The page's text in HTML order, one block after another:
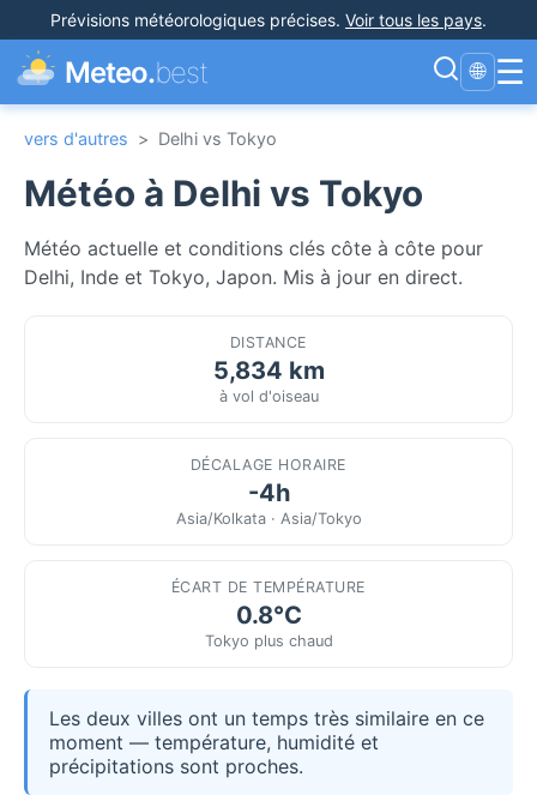
Prévisions météorologiques précises. Voir tous les pays.
Meteo.best 🌐 ☰
vers d'autres > Delhi vs Tokyo
Météo à Delhi vs Tokyo
Météo actuelle et conditions clés côte à côte pour
Delhi, Inde et Tokyo, Japon. Mis à jour en direct.
DISTANCE
5,834 km
à vol d'oiseau
DÉCALAGE HORAIRE
-4h
Asia/Kolkata · Asia/Tokyo
ÉCART DE TEMPÉRATURE
0.8°C
Tokyo plus chaud
Les deux villes ont un temps très similaire en ce
moment — température, humidité et
précipitations sont proches.